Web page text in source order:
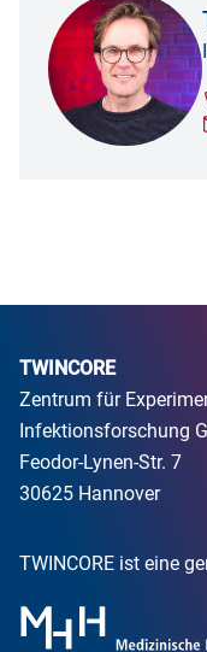
TWINCORE
Zentrum für
Infektionsforschung
Feodor-Lynen-Str. 7
30625 Hannover
TWINCORE ist eine